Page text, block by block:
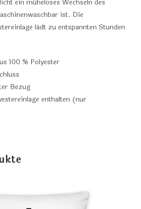
ein müheloses Wechseln des
ist. Die
lädt zu entspannten Stunden
100 % Polyester
Bezug
enthalten (nur